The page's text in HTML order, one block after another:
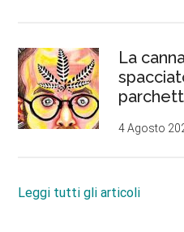
La
4 Agosto
Leggi tutti gli articoli